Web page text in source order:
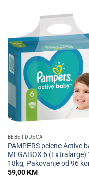
BEBE I DJECA
PAMPERS pelene Active
MEGABOX 6 (Extralarge)
18kg, Pakovanje od 96
59,00KM